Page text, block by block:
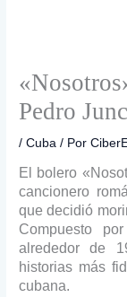
Pedro
/Cuba / Por
El bolero
cancionero
que decidió
Compuesto
alrededor de
historias más
cubana.